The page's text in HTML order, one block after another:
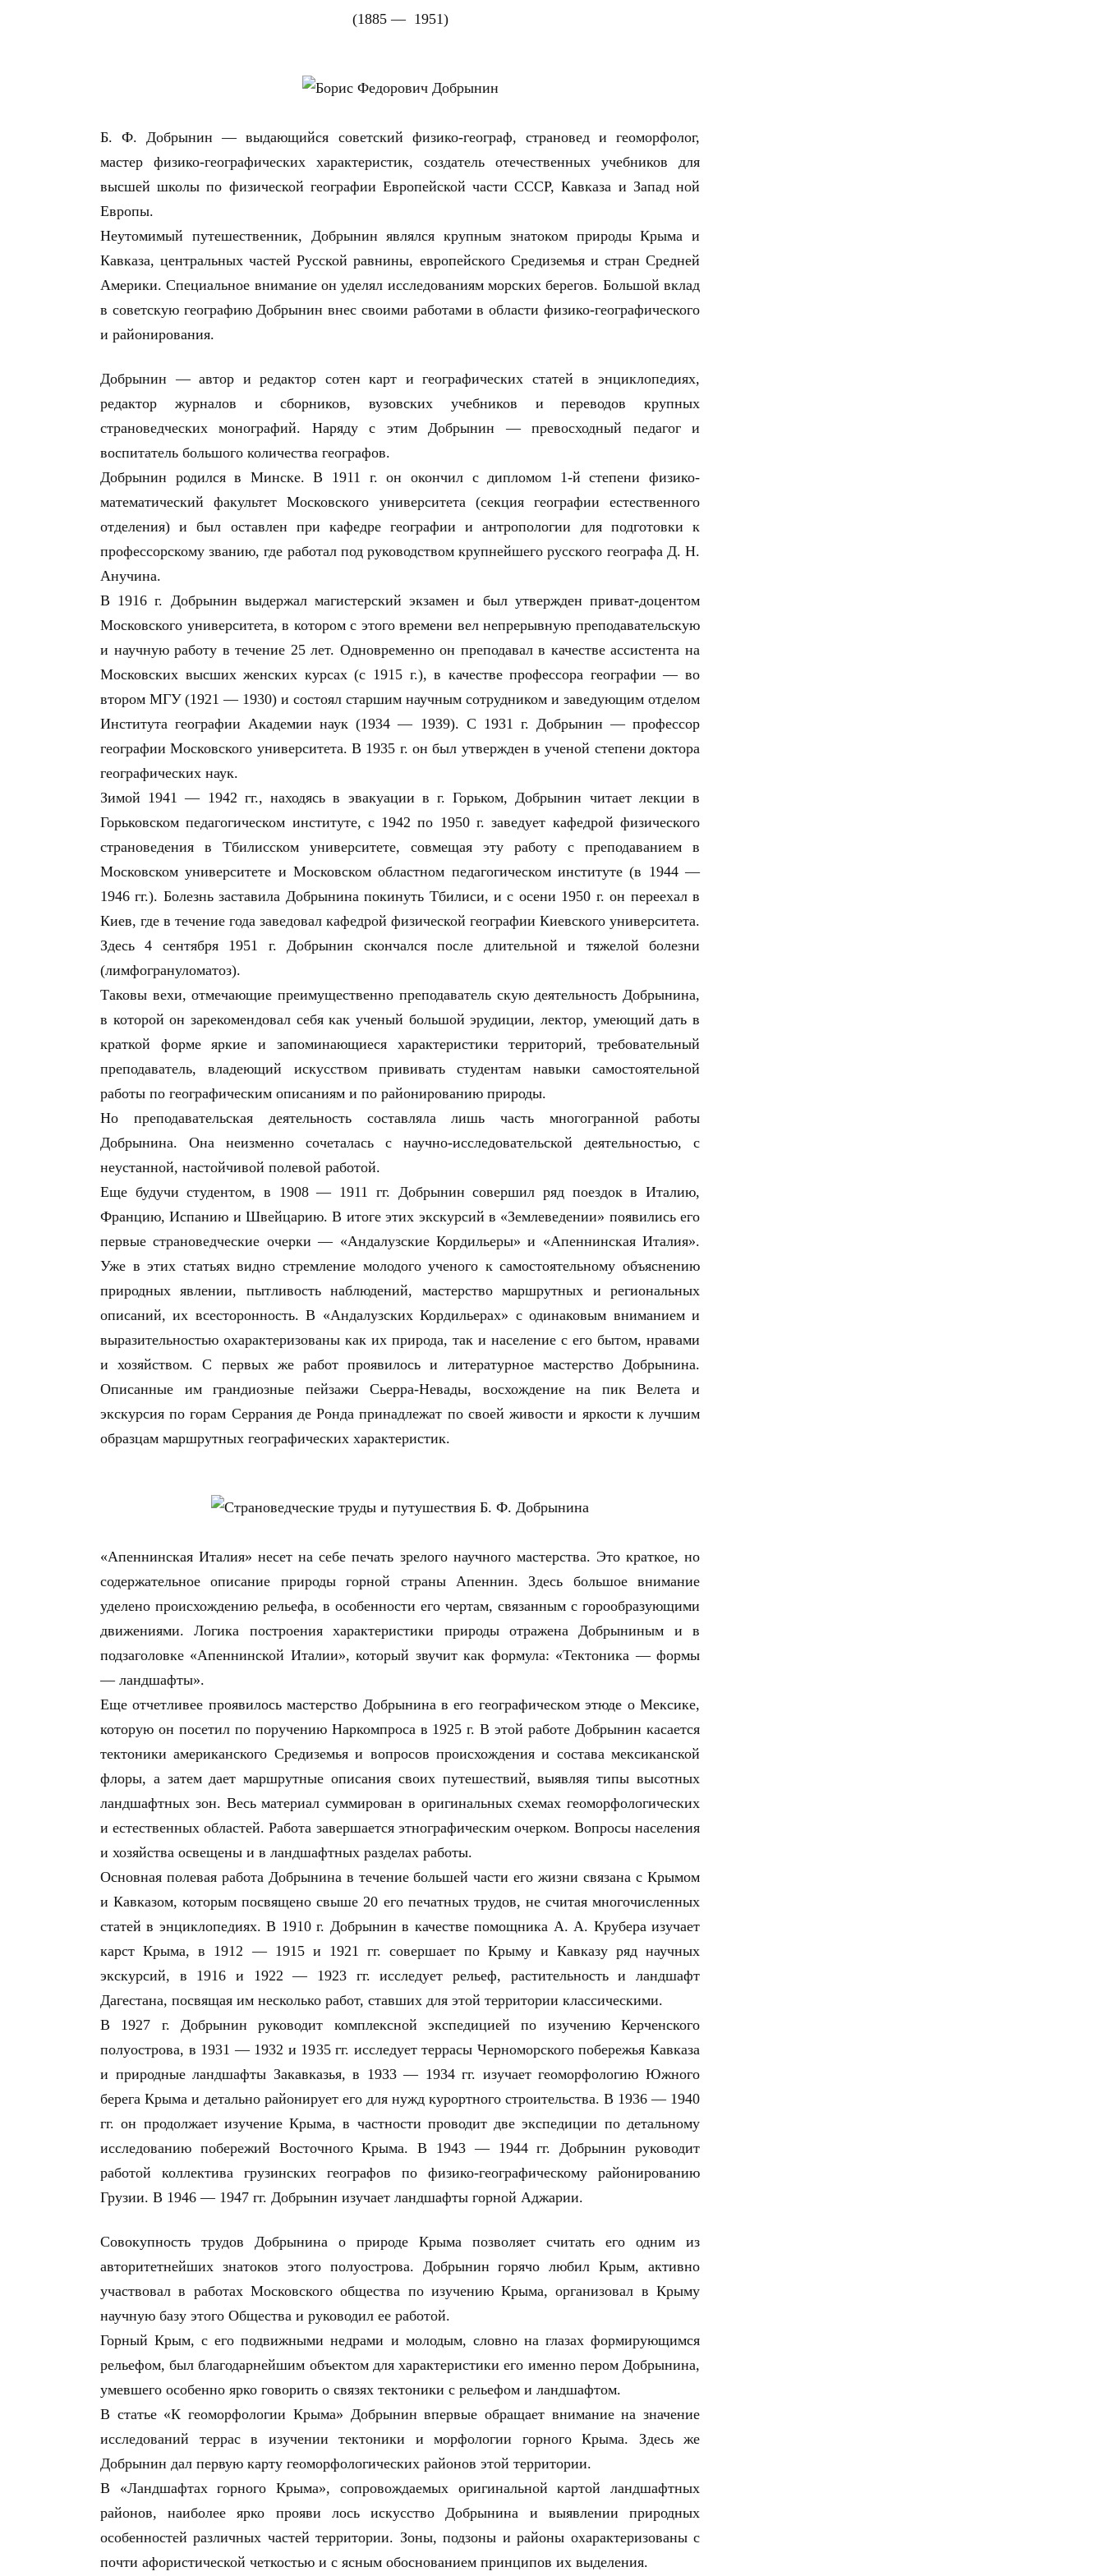
(1885 — 1951)
Б. Ф. Добрынин — выдающийся советский физико-географ, страновед и геоморфолог,
мастер физико-географических характеристик, создатель отечественных учебников для
высшей школы по физической географии Европейской части СССР, Кавказа и Запад ной
Европы.
Неутомимый путешественник, Добрынин являлся крупным знатоком природы Крыма и
Кавказа, центральных частей Русской равнины, европейского Средиземья и стран Средней
Америки. Специальное внимание он уделял исследованиям морских берегов. Большой вклад
в советскую географию Добрынин внес своими работами в области физико-географического
и районирования.
Добрынин — автор и редактор сотен карт и географических статей в энциклопедиях,
редактор журналов и сборников, вузовских учебников и переводов крупных
страноведческих монографий. Наряду с этим Добрынин — превосходный педагог и
воспитатель большого количества географов.
Добрынин родился в Минске. В 1911 г. он окончил с дипломом 1-й степени физико-
математический факультет Московского университета (секция географии естественного
отделения) и был оставлен при кафедре географии и антропологии для подготовки к
профессорскому званию, где работал под руководством крупнейшего русского географа Д. Н.
Анучина.
В 1916 г. Добрынин выдержал магистерский экзамен и был утвержден приват-доцентом
Московского университета, в котором с этого времени вел непрерывную преподавательскую
и научную работу в течение 25 лет. Одновременно он преподавал в качестве ассистента на
Московских высших женских курсах (с 1915 г.), в качестве профессора географии — во
втором МГУ (1921 — 1930) и состоял старшим научным сотрудником и заведующим отделом
Института географии Академии наук (1934 — 1939). С 1931 г. Добрынин — профессор
географии Московского университета. В 1935 г. он был утвержден в ученой степени доктора
географических наук.
Зимой 1941 — 1942 гг., находясь в эвакуации в г. Горьком, Добрынин читает лекции в
Горьковском педагогическом институте, с 1942 по 1950 г. заведует кафедрой физического
страноведения в Тбилисском университете, совмещая эту работу с преподаванием в
Московском университете и Московском областном педагогическом институте (в 1944 —
1946 гг.). Болезнь заставила Добрынина покинуть Тбилиси, и с осени 1950 г. он переехал в
Киев, где в течение года заведовал кафедрой физической географии Киевского университета.
Здесь 4 сентября 1951 г. Добрынин скончался после длительной и тяжелой болезни
(лимфогрануломатоз).
Таковы вехи, отмечающие преимущественно преподаватель скую деятельность Добрынина,
в которой он зарекомендовал себя как ученый большой эрудиции, лектор, умеющий дать в
краткой форме яркие и запоминающиеся характеристики территорий, требовательный
преподаватель, владеющий искусством прививать студентам навыки самостоятельной
работы по географическим описаниям и по районированию природы.
Но преподавательская деятельность составляла лишь часть многогранной работы
Добрынина. Она неизменно сочеталась с научно-исследовательской деятельностью, с
неустанной, настойчивой полевой работой.
Еще будучи студентом, в 1908 — 1911 гг. Добрынин совершил ряд поездок в Италию,
Францию, Испанию и Швейцарию. В итоге этих экскурсий в «Землеведении» появились его
первые страноведческие очерки — «Андалузские Кордильеры» и «Апеннинская Италия».
Уже в этих статьях видно стремление молодого ученого к самостоятельному объяснению
природных явлении, пытливость наблюдений, мастерство маршрутных и региональных
описаний, их всесторонность. В «Андалузских Кордильерах» с одинаковым вниманием и
выразительностью охарактеризованы как их природа, так и население с его бытом, нравами
и хозяйством. С первых же работ проявилось и литературное мастерство Добрынина.
Описанные им грандиозные пейзажи Сьерра-Невады, восхождение на пик Велета и
экскурсия по горам Серрания де Ронда принадлежат по своей живости и яркости к лучшим
образцам маршрутных географических характеристик.
«Апеннинская Италия» несет на себе печать зрелого научного мастерства. Это краткое, но
содержательное описание природы горной страны Апеннин. Здесь большое внимание
уделено происхождению рельефа, в особенности его чертам, связанным с горообразующими
движениями. Логика построения характеристики природы отражена Добрыниным и в
подзаголовке «Апеннинской Италии», который звучит как формула: «Тектоника — формы
— ландшафты».
Еще отчетливее проявилось мастерство Добрынина в его географическом этюде о Мексике,
которую он посетил по поручению Наркомпроса в 1925 г. В этой работе Добрынин касается
тектоники американского Средиземья и вопросов происхождения и состава мексиканской
флоры, а затем дает маршрутные описания своих путешествий, выявляя типы высотных
ландшафтных зон. Весь материал суммирован в оригинальных схемах геоморфологических
и естественных областей. Работа завершается этнографическим очерком. Вопросы населения
и хозяйства освещены и в ландшафтных разделах работы.
Основная полевая работа Добрынина в течение большей части его жизни связана с Крымом
и Кавказом, которым посвящено свыше 20 его печатных трудов, не считая многочисленных
статей в энциклопедиях. В 1910 г. Добрынин в качестве помощника А. А. Крубера изучает
карст Крыма, в 1912 — 1915 и 1921 гг. совершает по Крыму и Кавказу ряд научных
экскурсий, в 1916 и 1922 — 1923 гг. исследует рельеф, растительность и ландшафт
Дагестана, посвящая им несколько работ, ставших для этой территории классическими.
В 1927 г. Добрынин руководит комплексной экспедицией по изучению Керченского
полуострова, в 1931 — 1932 и 1935 гг. исследует террасы Черноморского побережья Кавказа
и природные ландшафты Закавказья, в 1933 — 1934 гг. изучает геоморфологию Южного
берега Крыма и детально районирует его для нужд курортного строительства. В 1936 — 1940
гг. он продолжает изучение Крыма, в частности проводит две экспедиции по детальному
исследованию побережий Восточного Крыма. В 1943 — 1944 гг. Добрынин руководит
работой коллектива грузинских географов по физико-географическому районированию
Грузии. В 1946 — 1947 гг. Добрынин изучает ландшафты горной Аджарии.
Совокупность трудов Добрынина о природе Крыма позволяет считать его одним из
авторитетнейших знатоков этого полуострова. Добрынин горячо любил Крым, активно
участвовал в работах Московского общества по изучению Крыма, организовал в Крыму
научную базу этого Общества и руководил ее работой.
Горный Крым, с его подвижными недрами и молодым, словно на глазах формирующимся
рельефом, был благодарнейшим объектом для характеристики его именно пером Добрынина,
умевшего особенно ярко говорить о связях тектоники с рельефом и ландшафтом.
В статье «К геоморфологии Крыма» Добрынин впервые обращает внимание на значение
исследований террас в изучении тектоники и морфологии горного Крыма. Здесь же
Добрынин дал первую карту геоморфологических районов этой территории.
В «Ландшафтах горного Крыма», сопровождаемых оригинальной картой ландшафтных
районов, наиболее ярко прояви лось искусство Добрынина и выявлении природных
особенностей различных частей территории. Зоны, подзоны и районы охарактеризованы с
почти афористической четкостью и с ясным обоснованием принципов их выделения.